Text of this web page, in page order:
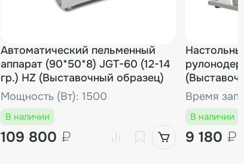
Автоматический пельменный
аппарат (90*50*8) JGT-60 (12-14
гр.) HZ (Выставочный образец)
Мощность (Вт): 1500
В наличии
109 800 ₽
Время
В наличии
9 180 ₽